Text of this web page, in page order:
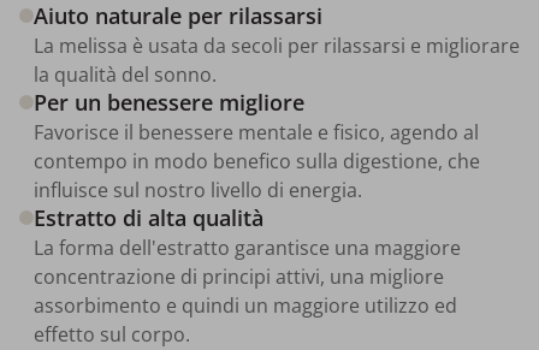
Aiuto naturale per rilassarsi
La melissa è usata da secoli per rilassarsi e migliorare
la qualità del sonno.
Per un benessere migliore
Favorisce il benessere mentale e fisico, agendo al
contempo in modo benefico sulla digestione, che
influisce sul nostro livello di energia.
Estratto di alta qualità
La forma dell'estratto garantisce una maggiore
concentrazione di principi attivi, una migliore
assorbimento e quindi un maggiore utilizzo ed
effetto sul corpo.